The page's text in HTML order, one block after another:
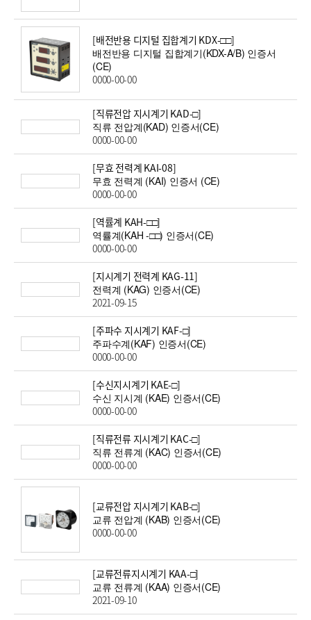
[배전반용 디지털 집합계기 KDX-□□]
배전반용 디지털 집합계기(KDX-A/B) 인증서
(CE)
0000-00-00
[직류전압 지시계기 KAD-□]
직류 전압계(KAD) 인증서(CE)
0000-00-00
[무효 전력계 KAI-08]
무효 전력계 (KAI) 인증서 (CE)
0000-00-00
[역률계 KAH-□□]
역률계(KAH -□□) 인증서(CE)
0000-00-00
[지시계기 전력계 KAG-11]
전력계 (KAG) 인증서(CE)
2021-09-15
[주파수 지시계기 KAF-□]
주파수계(KAF) 인증서(CE)
0000-00-00
[수신지시계기 KAE-□]
수신 지시계 (KAE) 인증서(CE)
0000-00-00
[직류전류 지시계기 KAC-□]
직류 전류계 (KAC) 인증서(CE)
0000-00-00
[교류전압 지시계기 KAB-□]
교류 전압계 (KAB) 인증서(CE)
0000-00-00
[교류전류지시계기 KAA-□]
교류 전류계 (KAA) 인증서(CE)
2021-09-10